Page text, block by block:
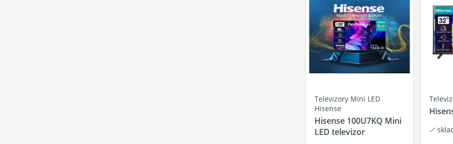
Sledujte obsah v oslnivých detailech
Naše kompletní HDR řešení inspirované filmovou
Vision™, nabízí světla až 40krát jasnější a černou až
zajištěn ohromující jas, jasnější barvy, hluboký kontrast a
Televizory Mini LED
Hisense
Hisense 100U7KQ Mini
LED televizor